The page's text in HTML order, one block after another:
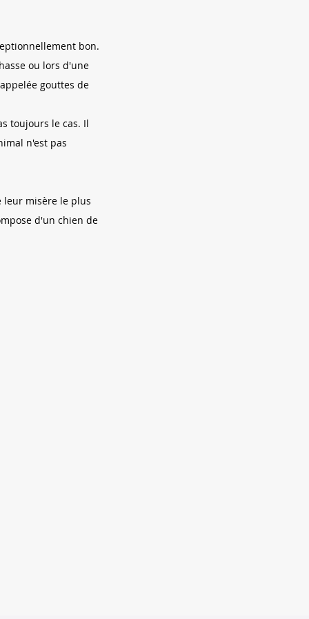
bon.
ou lors d'une
gouttes de
toujours le cas. Il
n'est pas
leur misère le plus
d'un chien de